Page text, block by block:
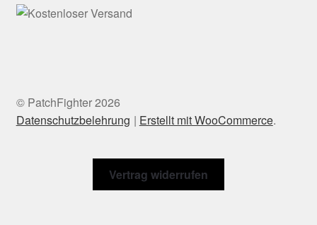
© PatchFighter 2026
Datenschutzbelehrung
Erstellt mit WooCommerce.
Vertrag widerrufen